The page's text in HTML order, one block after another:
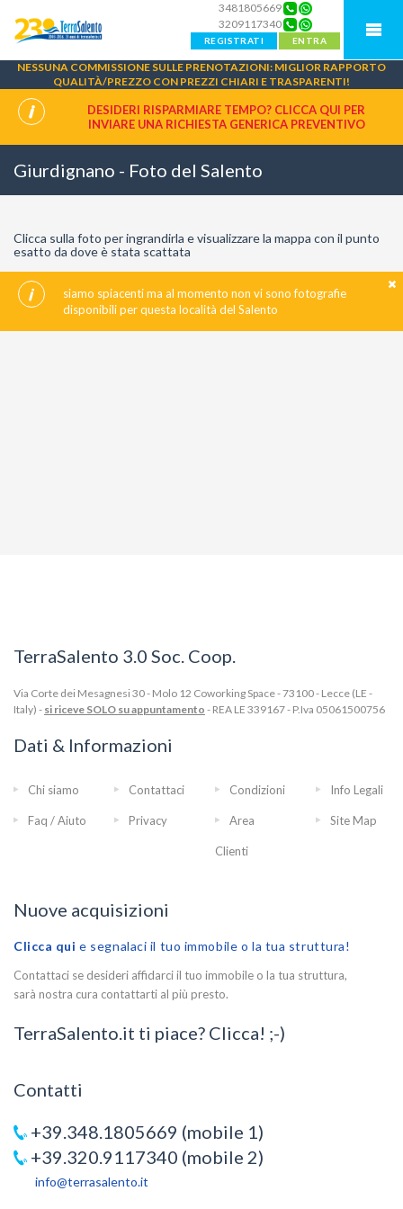
3481805669
3209117340
REGISTRATI ENTRA
NESSUNA COMMISSIONE SULLE PRENOTAZIONI: MIGLIOR RAPPORTO
QUALITÀ/PREZZO CON PREZZI CHIARI E TRASPARENTI!
DESIDERI RISPARMIARE TEMPO? CLICCA QUI PER
INVIARE UNA RICHIESTA GENERICA PREVENTIVO
Giurdignano - Foto del Salento
Clicca sulla foto per ingrandirla e visualizzare la mappa con il punto
esatto da dove è stata scattata
siamo spiacenti ma al momento non vi sono fotografie
disponibili per questa località del Salento
TerraSalento 3.0 Soc. Coop.
Via Corte dei Mesagnesi 30 - Molo 12 Coworking Space - 73100 - Lecce (LE -
Italy) - si riceve SOLO su appuntamento - REA LE 339167 - P.Iva 05061500756
Dati & Informazioni
Chi siamo Contattaci Condizioni Info Legali
Faq / Aiuto Privacy Area
Clienti
Site Map
Nuove acquisizioni
Clicca qui e segnalaci il tuo immobile o la tua struttura!
Contattaci se desideri affidarci il tuo immobile o la tua struttura,
sarà nostra cura contattarti al più presto.
TerraSalento.it ti piace? Clicca! ;-)
Contatti
+39.348.1805669 (mobile 1)
+39.320.9117340 (mobile 2)
info@terrasalento.it